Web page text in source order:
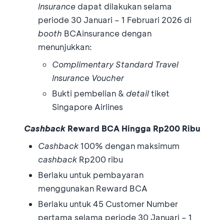
Insurance dapat dilakukan selama
periode 30 Januari – 1 Februari 2026 di
booth BCAinsurance dengan
menunjukkan:
Complimentary Standard Travel
Insurance Voucher
Bukti pembelian & detailtiket
Singapore Airlines
Cashback Reward BCA Hingga Rp200 Ribu
Cashback100% dengan maksimum
cashback Rp200 ribu
Berlaku untuk pembayaran
menggunakan Reward BCA
Berlaku untuk 45 Customer Number
pertama selama periode 30 Januari – 1